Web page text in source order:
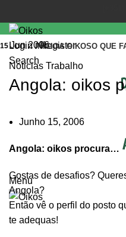
Login / Register
Search
INÍCIOA OIKOSO QUE
Menu
Noticias Trabalho
Angola: oikos
Junho 15, 2006
15 Jun 2006
Angola: oikos procura…
Gostas de desafios?
Angola?
Então vê o perfil do posto
te adequas!